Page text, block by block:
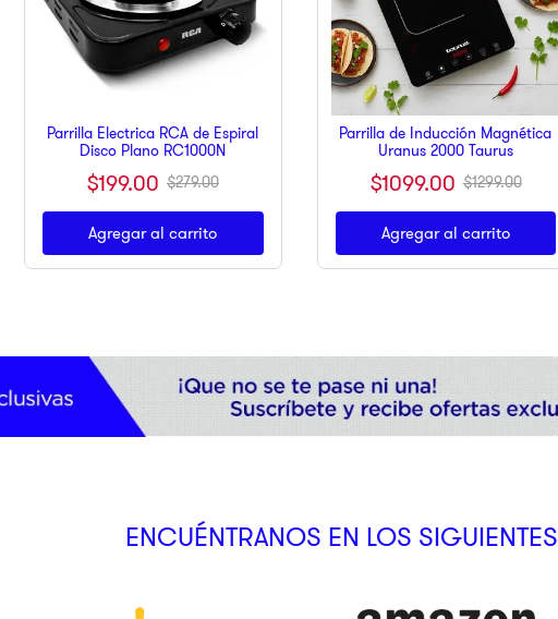
Parrilla Electrica RCA de Espiral
Disco Plano RC1000N
$199.00 $279.00
Agregar al carrito
Parrilla de Inducción Magnética
Uranus 2000 Taurus
$1099.00 $1299.00
Agregar al carrito
ENCUÉNTRANOS EN LOS SIGUIENTES